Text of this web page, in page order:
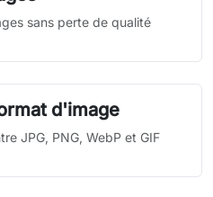
sans perte de qualité
d'image
JPG, PNG, WebP et GIF